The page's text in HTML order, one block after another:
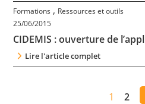
Formations , Ressources et outils
25/06/2015
CIDEMIS : ouverture de
Lire l'article complet
1 2